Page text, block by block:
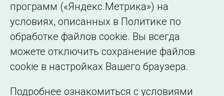
программ («Яндекс.Метрика») на
условиях, описанных в Политике по
обработке файлов cookie. Вы всегда
можете отключить сохранение файлов
cookie в настройках Вашего браузера.
Подробнее ознакомиться с условиями